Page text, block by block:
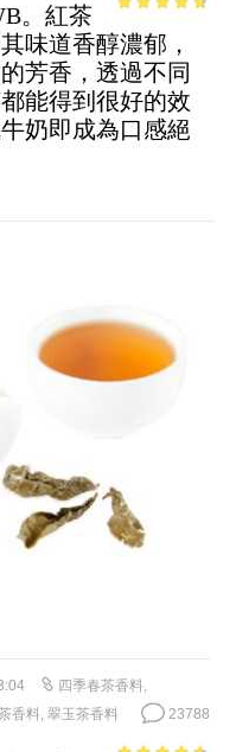
5
。紅茶
味道香醇濃郁，
芳香，透過不同
能得到很好的效
奶即成為口感絕
四季春茶香料,
香料, 翠玉茶香料 23788